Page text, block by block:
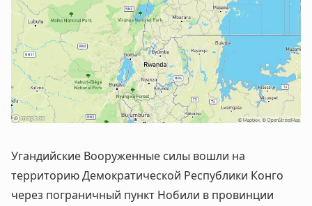
Угандийские Вооруженные силы вошли на
территорию Демократической Республики Конго
через пограничный пункт Нобили в провинции